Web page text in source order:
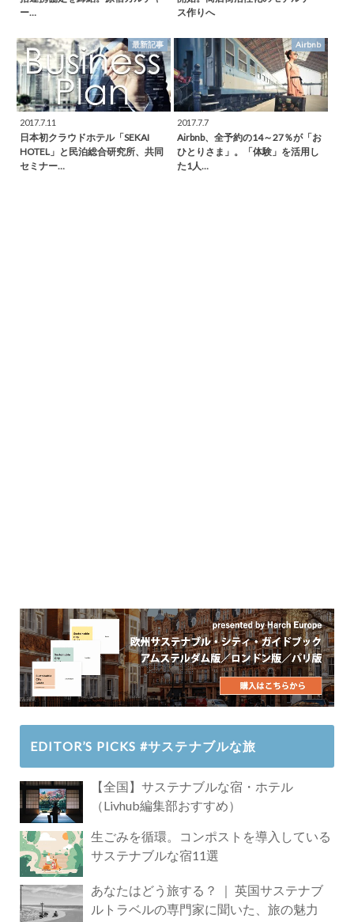
ー…
ス作りへ
最新記事
2017.7.11
日本初クラウドホテル「SEKAI
HOTEL」と民泊総合研究所、共同
セミナー…
Airbnb
2017.7.7
Airbnb、全予約の14～27％が「お
ひとりさま」。「体験」を活用し
た1人…
EDITOR’S PICKS #サステナブルな旅
【全国】サステナブルな宿・ホテル
（Livhub編集部おすすめ）
生ごみを循環。コンポストを導入している
サステナブルな宿11選
あなたはどう旅する？ ｜ 英国サステナブ
ルトラベルの専門家に聞いた、旅の魅力